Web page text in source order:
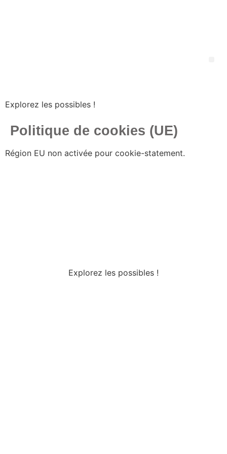
Explorez les possibles !
Politique de cookies (UE)
Région EU non activée pour cookie-statement.
Explorez les possibles !